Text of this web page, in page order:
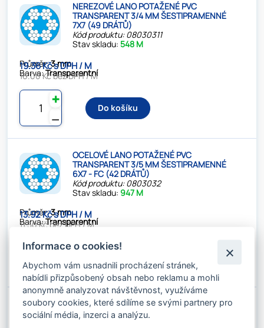
NEREZOVÉ LANO POTAŽENÉ PVC
TRANSPARENT 3/4 MM ŠESTIPRAMENNÉ
7X7 (49 DRÁTŮ)
Kód produktu: 08030311
Stav skladu:548 M
Průměr:3 mm
Barva:Transparentní
19.36 Kč s DPH / M
16.00 Kč bez DPH / M
⚊
✚
Do košíku
OCELOVÉ LANO POTAŽENÉ PVC
TRANSPARENT 3/5 MM ŠESTIPRAMENNÉ
6X7 - FC (42 DRÁTŮ)
Kód produktu: 0803032
Stav skladu: 947 M
Průměr:3 mm
Barva:Transparentní
13.92 Kč s DPH / M
11.50 Kč bez DPH / M
⚊
✚
OCELOVÉ LANO POTAŽENÉ PVC
TRANSPARENT 3/8 MM ŠESTIPRAMENNÉ
6X7 - FC (42 DRÁTŮ)
Informace o cookies!
Abychom vám usnadnili procházení stránek,
nabídli přizpůsobený obsah nebo reklamu a mohli
anonymně analyzovat návštěvnost, využíváme
soubory cookies, které sdílíme se svými partnery pro
sociální média, inzerci a analýzu.